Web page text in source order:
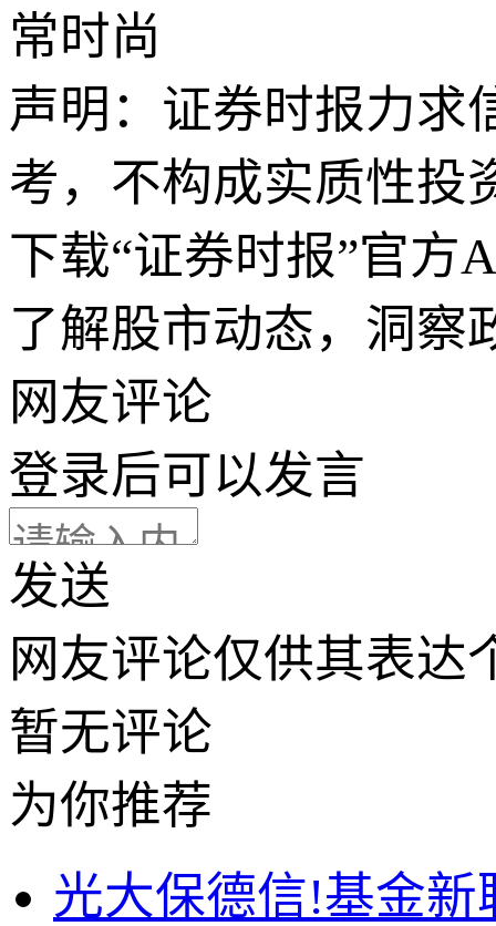
常时尚
声明：证券时报力求
考，不构成实质性投
下载“证券时报”官方
了解股市动态，洞察
网友评论
登录后可以发言
发送
网友评论仅供其表达
暂无评论
为你推荐
光大保德信!基金